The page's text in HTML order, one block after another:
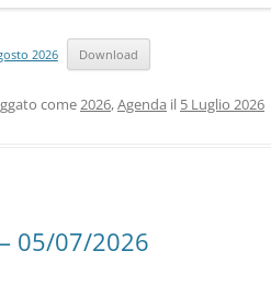
2026 Download
come2026,Agenda il 5 Luglio 2026
05/07/2026